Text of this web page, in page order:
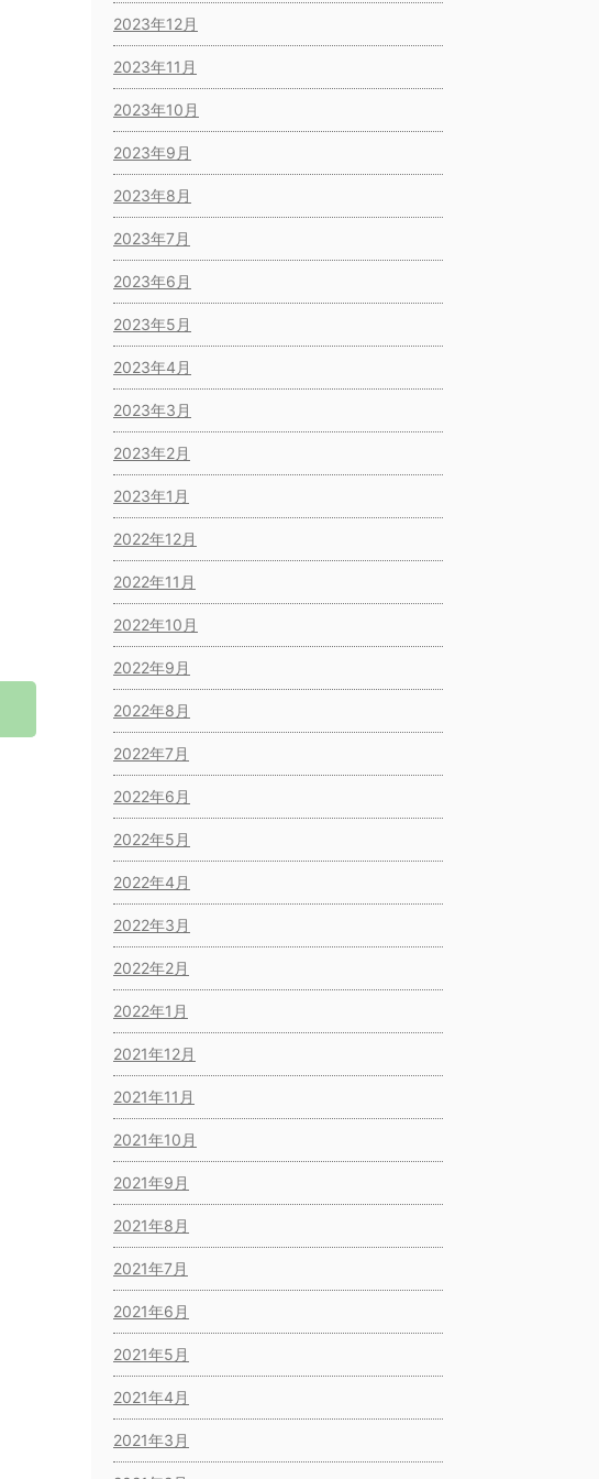
2023年12月
2023年11月
2023年10月
2023年9月
2023年8月
2023年7月
2023年6月
2023年5月
2023年4月
2023年3月
2023年2月
2023年1月
2022年12月
2022年11月
2022年10月
2022年9月
2022年8月
2022年7月
2022年6月
2022年5月
2022年4月
2022年3月
2022年2月
2022年1月
2021年12月
2021年11月
2021年10月
2021年9月
2021年8月
2021年7月
2021年6月
2021年5月
2021年4月
2021年3月